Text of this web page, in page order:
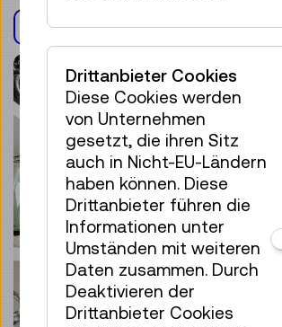
AUSSTELLUNG(EN)
Drittanbieter Cookies
Diese Cookies werden
von Unternehmen
gesetzt, die ihren Sitz
auch in Nicht-EU-Ländern
haben können. Diese
Drittanbieter führen die
Informationen unter
Umständen mit weiteren
Daten zusammen. Durch
Deaktivieren der
Drittanbieter Cookies